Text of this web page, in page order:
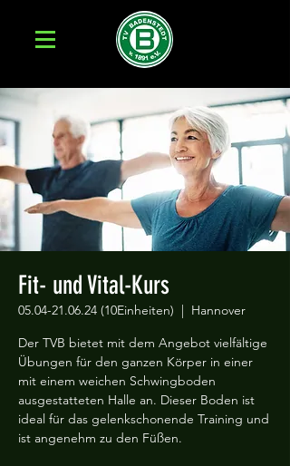
Fit- und Vital-Kurs
05.04-21.06.24 (10Einheiten)
  |
Hannover
Der TVB bietet mit dem Angebot vielfältige
Übungen für den ganzen Körper in einer
mit einem weichen Schwingboden
ausgestatteten Halle an. Dieser Boden ist
ideal für das gelenkschonende Training und
ist angenehm zu den Füßen.